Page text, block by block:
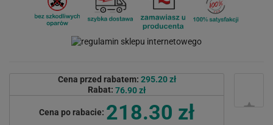
Cena przed rabatem: 295.20 zł
Rabat: 76.90 zł
Cena po rabacie: 218.30 zł